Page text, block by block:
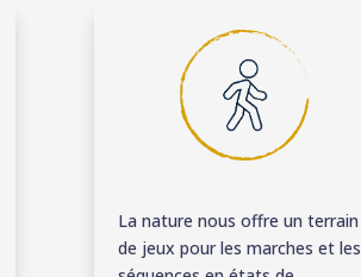
La nature nous offre un terrain
de jeux pour les marches et les